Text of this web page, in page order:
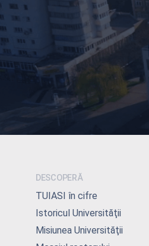
DESCOPERĂ
TUIASI în cifre
Istoricul Universităţii
Misiunea Universităţii